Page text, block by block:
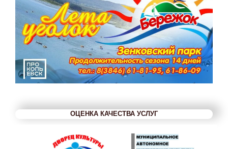
ОЦЕНКА КАЧЕСТВА УСЛУГ